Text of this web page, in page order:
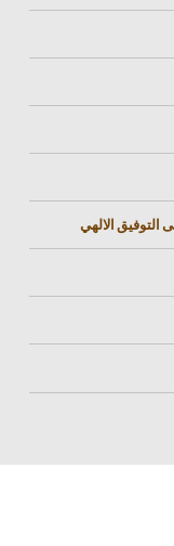
التوفيق الالهي